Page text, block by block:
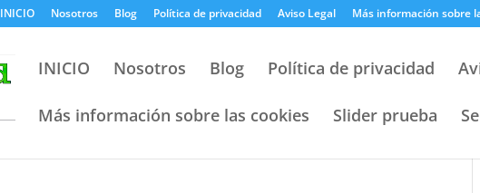
INICIO Nosotros Blog Política de privacidad Aviso Legal Más información sobre
INICIO Nosotros Blog Política de privacidad
Más información sobre las cookies Slider prueba